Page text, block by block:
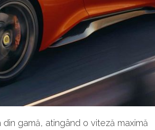
gamă, atingând o viteză maximă